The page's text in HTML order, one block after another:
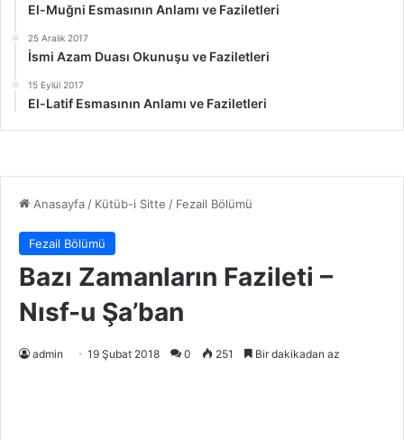
El-Muğni Esmasının Anlamı ve Faziletleri
25 Aralık 2017
İsmi Azam Duası Okunuşu ve Faziletleri
15 Eylül 2017
El-Latif Esmasının Anlamı ve Faziletleri